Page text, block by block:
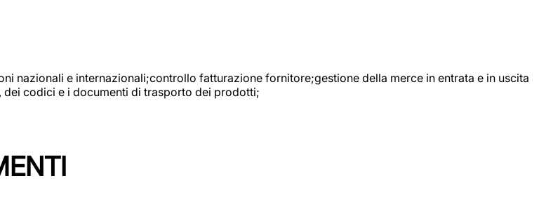
nazionali e internazionali;controllo fatturazione fornitore;gestione della merce in entrata e in uscita
codici e i documenti di trasporto dei prodotti;